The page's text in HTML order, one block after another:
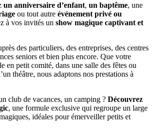
un anniversaire d’enfant, un baptême, une
ou tout autre événement privé ou
à vos invités un show magique captivant et
des particuliers, des entreprises, des centres
seniors et bien plus encore. Que votre
en petit comité, dans une salle des fêtes ou
théâtre, nous adaptons nos prestations à
club de vacances, un camping ? Découvrez
, une formule exclusive qui regroupe un large
idéales pour émerveiller petits et